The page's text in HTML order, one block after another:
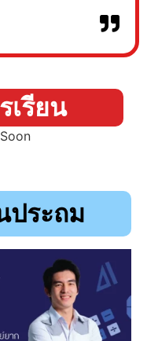
เรียน
ประถม